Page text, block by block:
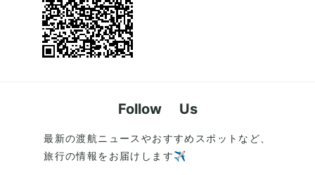
Follow Us
最新の渡航ニュースやおすすめスポットなど、
旅行の情報をお届けします✈️